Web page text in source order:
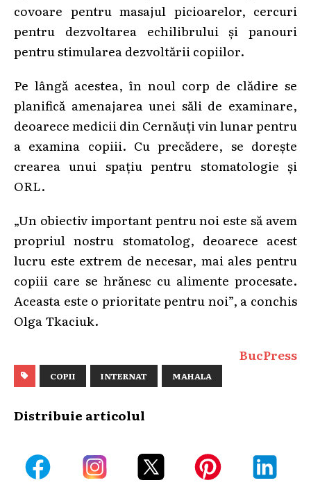
covoare pentru masajul picioarelor, cercuri
pentru dezvoltarea echilibrului și panouri
pentru stimularea dezvoltării copiilor.
Pe lângă acestea, în noul corp de clădire se
planifică amenajarea unei săli de examinare,
deoarece medicii din Cernăuți vin lunar pentru
a examina copiii. Cu precădere, se dorește
crearea unui spațiu pentru stomatologie și
ORL.
„Un obiectiv important pentru noi este să avem
propriul nostru stomatolog, deoarece acest
lucru este extrem de necesar, mai ales pentru
copiii care se hrănesc cu alimente procesate.
Aceasta este o prioritate pentru noi”, a conchis
Olga Tkaciuk.
BucPress
COPII INTERNAT MAHALA
Distribuie articolul